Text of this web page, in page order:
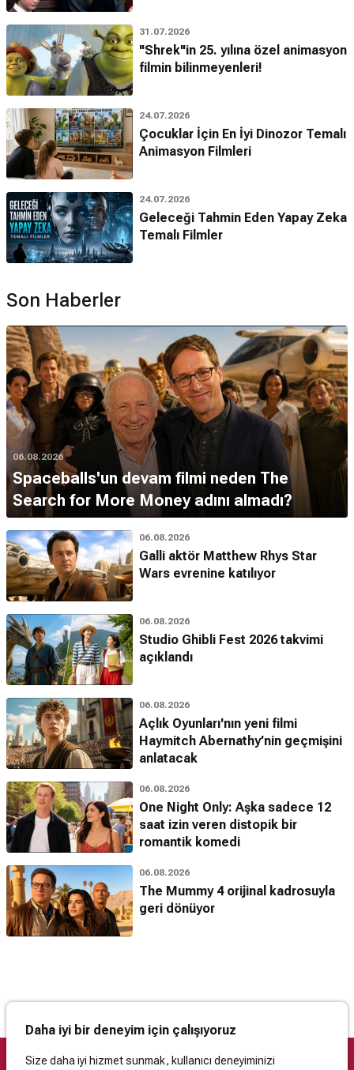
31.07.2026
"Shrek"in 25. yılına özel animasyon
filmin bilinmeyenleri!
24.07.2026
Çocuklar İçin En İyi Dinozor Temalı
Animasyon Filmleri
24.07.2026
Geleceği Tahmin Eden Yapay Zeka
Temalı Filmler
Son Haberler
06.08.2026
Spaceballs'un devam filmi neden The
Search for More Money adını almadı?
06.08.2026
Galli aktör Matthew Rhys Star
Wars evrenine katılıyor
06.08.2026
Studio Ghibli Fest 2026 takvimi
açıklandı
06.08.2026
Açlık Oyunları'nın yeni filmi
Haymitch Abernathy’nin geçmişini
anlatacak
06.08.2026
One Night Only: Aşka sadece 12
saat izin veren distopik bir
romantik komedi
06.08.2026
The Mummy 4 orijinal kadrosuyla
geri dönüyor
Daha iyi bir deneyim için çalışıyoruz
Size daha iyi hizmet sunmak, kullanıcı deneyiminizi